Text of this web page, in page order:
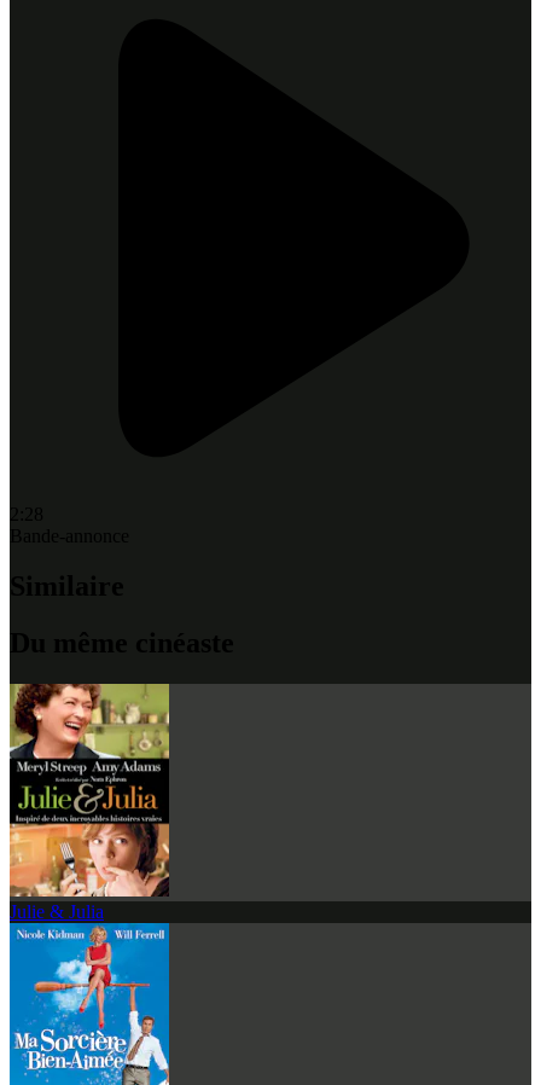
2:28
Bande-annonce
Similaire
Du même cinéaste
Julie & Julia